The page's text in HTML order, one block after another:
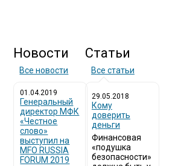
Новости
Все новости
01.04.2019
Генеральный
директор МФК
«Честное
слово»
выступил на
MFO RUSSIA
FORUM 2019
Статьи
Все статьи
29.05.2018
Кому
доверить
деньги
Финансовая
«подушка
безопасности»